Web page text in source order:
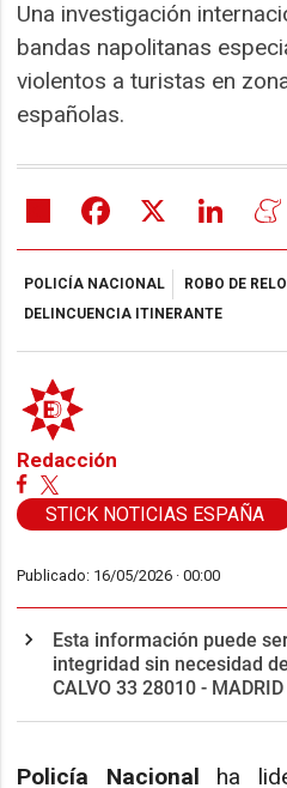
Una investigación
bandas napolitanas
violentos a turistas en
españolas.
Share Facebook
POLICÍA NACIONAL
ROBO DE
DELINCUENCIA ITINERANTE
Redacción
STICK NOTICIAS ESPAÑA
Publicado: 16/05/2026 ·00:00
Esta información puede
integridad sin necesidad
CALVO 33 28010 -
Policía Nacional ha